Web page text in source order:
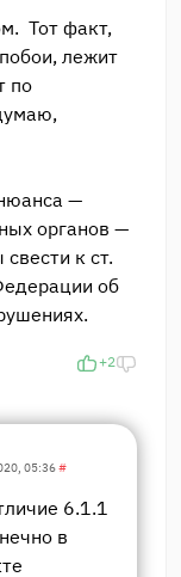
Тот факт,
лежит
по
—
органов —
к ст.
об
+2
05:36#
6.1.1
в